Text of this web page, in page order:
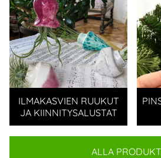
ILMAKASVIEN RUUKUT
JA KIINNITYSALUSTAT
ALLA